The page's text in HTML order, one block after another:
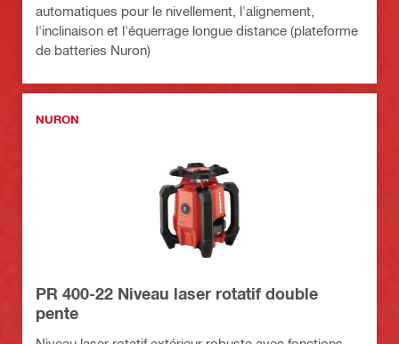
automatiques pour le nivellement, l'alignement,
l'inclinaison et l'équerrage longue distance (plateforme
de batteries Nuron)
NURON
PR 400-22 Niveau laser rotatif double
pente